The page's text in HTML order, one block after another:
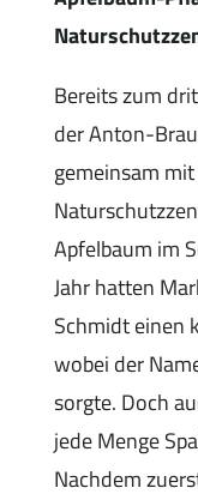
Bereits zum
der Anton-
gemeinsam
Apfelbaum im
Jahr hatten
Schmidt einen
wobei der
sorgte. Doch
jede Menge
Nachdem